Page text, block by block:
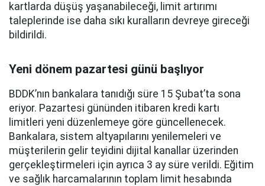
kartlarda düşüş yaşanabileceği, limit artırımı
taleplerinde ise daha sıkı kuralların devreye gireceği
bildirildi.
Yeni dönem pazartesi günü başlıyor
BDDK’nın bankalara tanıdığı süre 15 Şubat’ta sona
eriyor. Pazartesi gününden itibaren kredi kartı
limitleri yeni düzenlemeye göre güncellenecek.
Bankalara, sistem altyapılarını yenilemeleri ve
müşterilerin gelir teyidini dijital kanallar üzerinden
gerçekleştirmeleri için ayrıca 3 ay süre verildi. Eğitim
ve sağlık harcamalarının toplam limit hesabında